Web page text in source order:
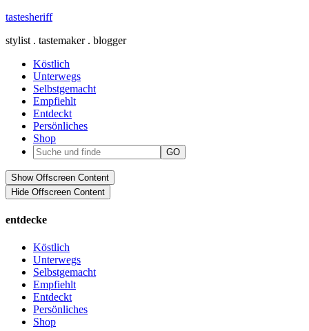
tastesheriff
stylist . tastemaker . blogger
Köstlich
Unterwegs
Selbstgemacht
Empfiehlt
Entdeckt
Persönliches
Shop
Show Offscreen Content
Hide Offscreen Content
entdecke
Köstlich
Unterwegs
Selbstgemacht
Empfiehlt
Entdeckt
Persönliches
Shop